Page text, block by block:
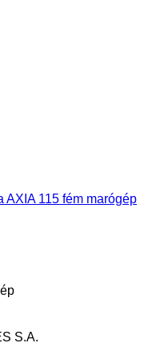
AXIA 115 fém marógép
S.A.